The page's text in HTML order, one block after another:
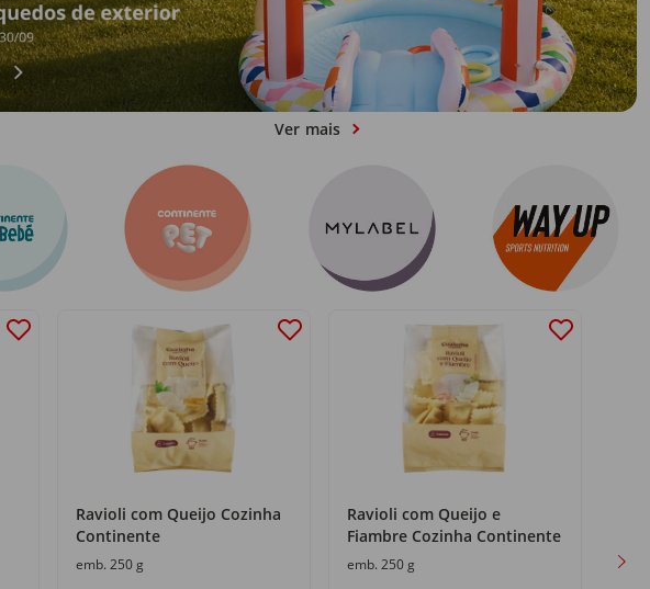
Ver mais
Ravioli com Queijo Cozinha
Continente
emb. 250 g
Ravioli com Queijo e
Fiambre Cozinha Continente
emb. 250 g